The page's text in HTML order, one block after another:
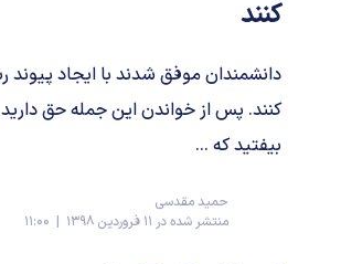
کنند
دانشمندان موفق شدند با ایجاد پیوند
کنند. پس از خواندن این جمله حق
بیفتید که ...
حمید مقدسی
منتشر شده در 11 فروردین 1398 | 11:00